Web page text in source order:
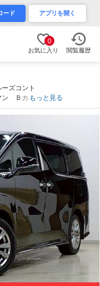
ード アプリを開く
0
お気に入り 閲覧履歴
ズコント
ン Ｂカ
ヘッド ３
もっと見る